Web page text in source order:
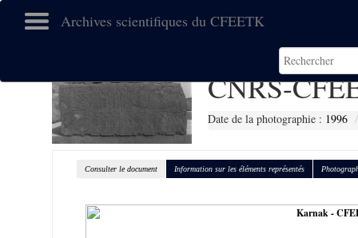
Archives scientifiques du CFEETK
CNRS-
Date de la photographie : 1996
Consulter le document Information sur les éléments représentés